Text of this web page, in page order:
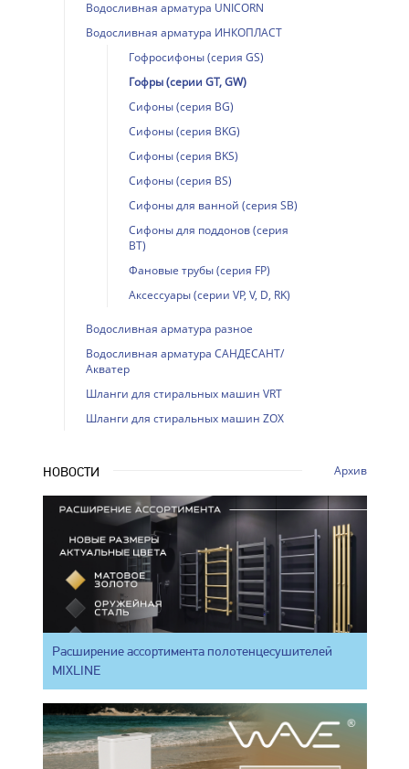
Водосливная арматура UNICORN
Водосливная арматура ИНКОПЛАСТ
Гофросифоны (серия GS)
Гофры (серии GT, GW)
Сифоны (серия BG)
Сифоны (серия BKG)
Сифоны (серия BKS)
Сифоны (серия BS)
Сифоны для ванной (серия SB)
Сифоны для поддонов (серия
BT)
Фановые трубы (серия FP)
Аксессуары (серии VP, V, D, RK)
Водосливная арматура разное
Водосливная арматура САНДЕСАНТ/
Акватер
Шланги для стиральных машин VRT
Шланги для стиральных машин ZOX
НОВОСТИ Архив
Расширение ассортимента полотенцесушителей
MIXLINE